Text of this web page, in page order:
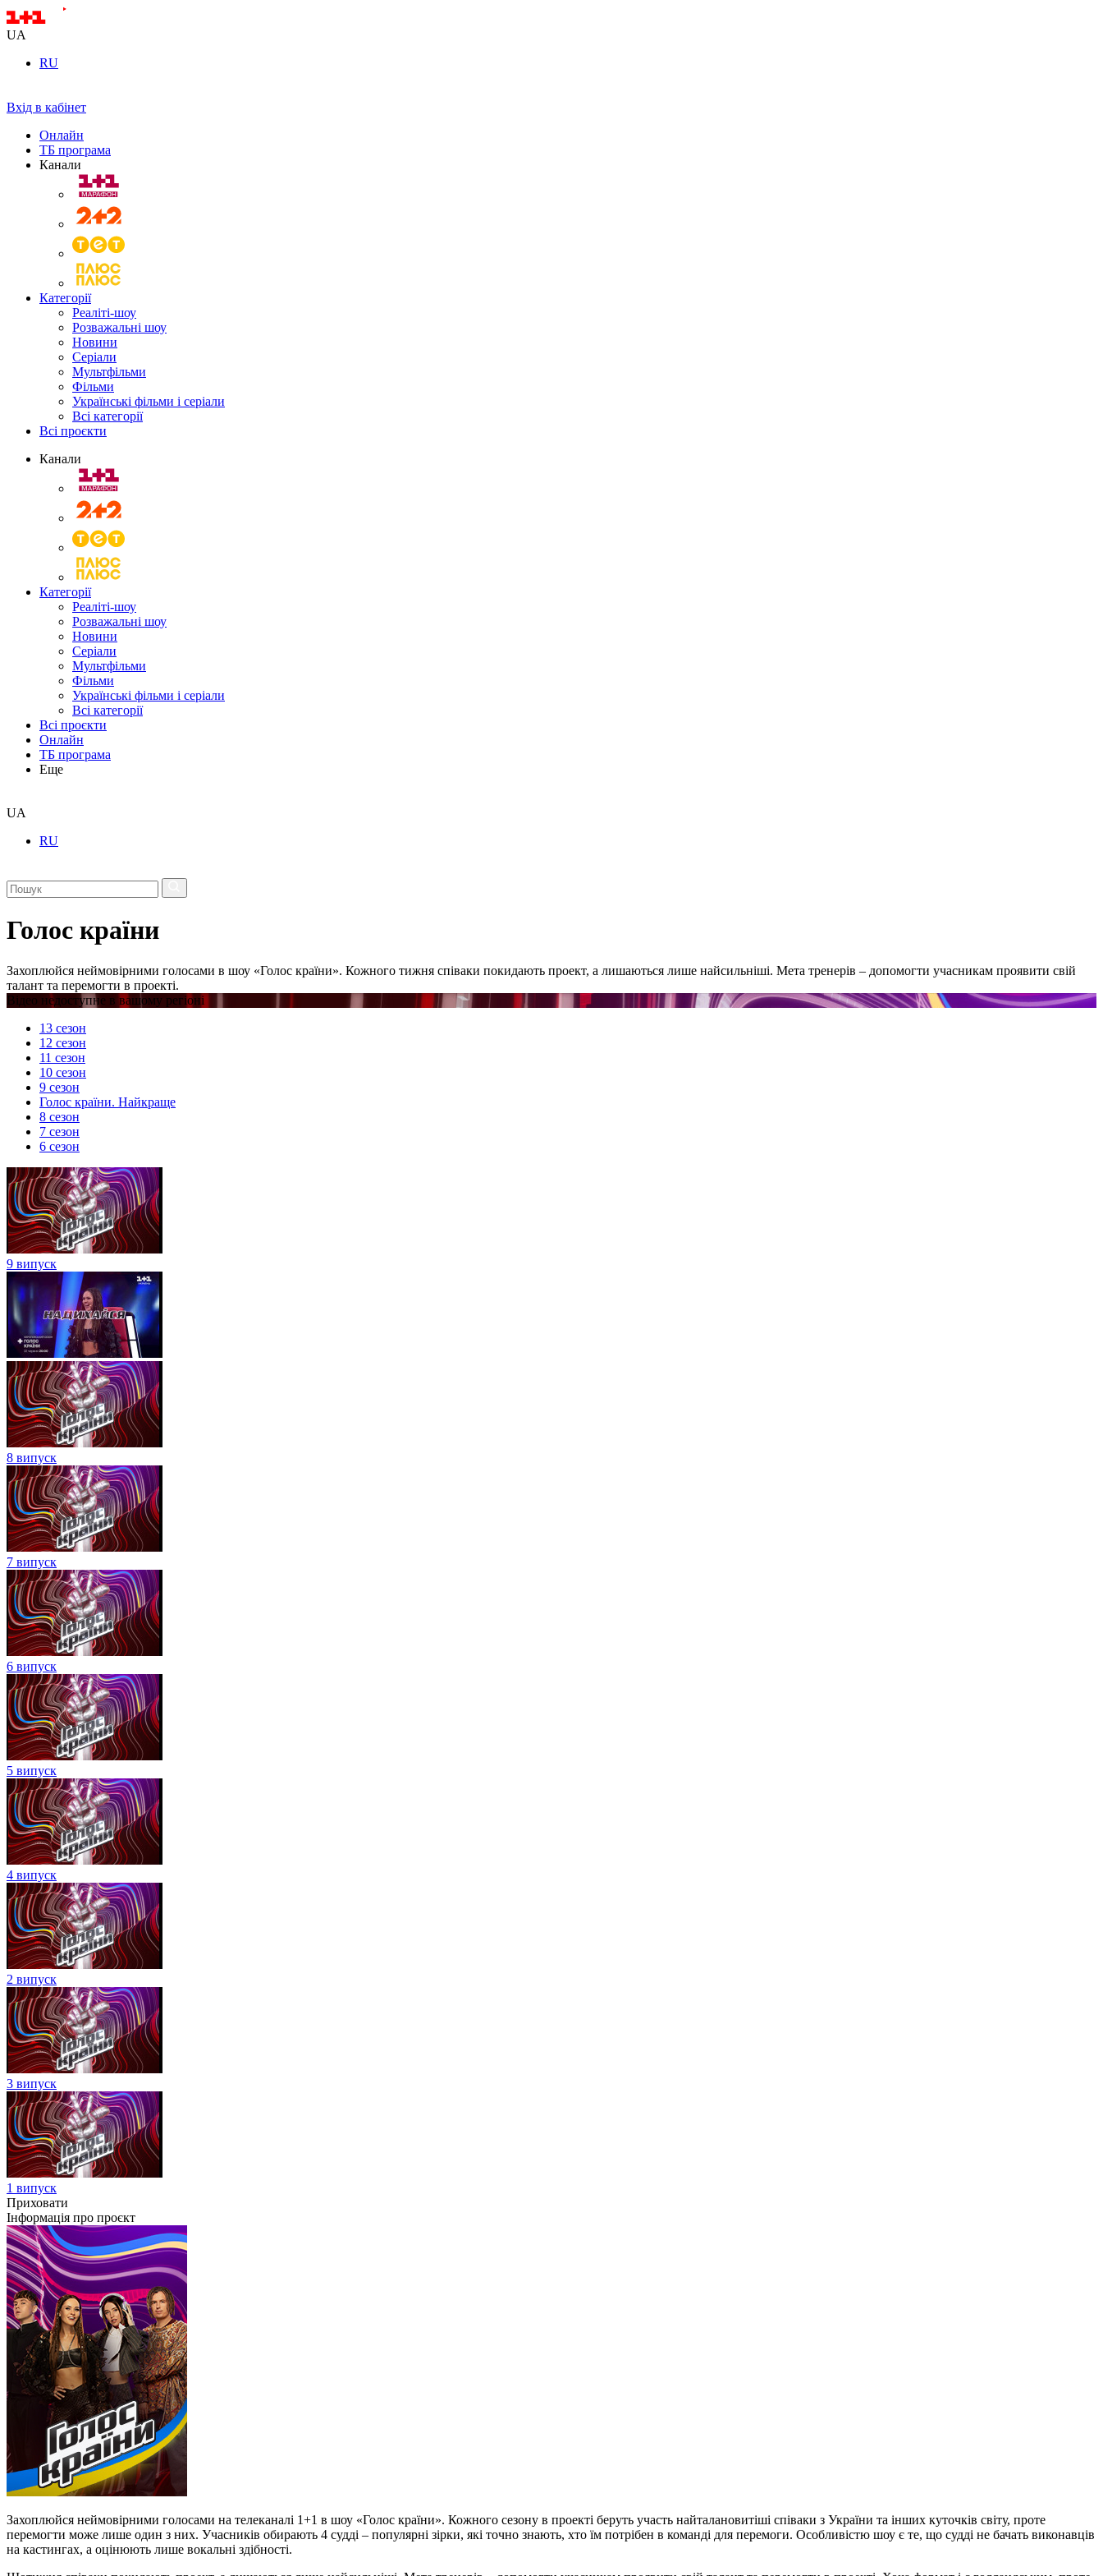
UA
RU
Вхід в кабінет
Онлайн
ТБ програма
Канали
Категорії
Реаліті-шоу
Розважальні шоу
Новини
Серіали
Мультфільми
Фільми
Українські фільми і серіали
Всі категорії
Всі проєкти
Канали
Категорії
Реаліті-шоу
Розважальні шоу
Новини
Серіали
Мультфільми
Фільми
Українські фільми і серіали
Всі категорії
Всі проєкти
Онлайн
ТБ програма
Еще
UA
RU
Голос країни
Захоплюйся неймовірними голосами в шоу «Голос країни». Кожного тижня співаки покидають проект, а лишаються лише найсильніші. Мета тренерів – допомогти учасникам проявити свій
талант та перемогти в проекті.
Відео недоступне в вашому регіоні
13 сезон
12 сезон
11 сезон
10 сезон
9 сезон
Голос країни. Найкраще
8 сезон
7 сезон
6 сезон
9 випуск
8 випуск
7 випуск
6 випуск
5 випуск
4 випуск
2 випуск
3 випуск
1 випуск
Приховати
Інформація про проєкт
Захоплюйся неймовірними голосами на телеканалі 1+1 в шоу «Голос країни». Кожного сезону в проекті беруть участь найталановитіші співаки з України та інших куточків світу, проте
перемогти може лише один з них. Учасників обирають 4 судді – популярні зірки, які точно знають, хто їм потрібен в команді для перемоги. Особливістю шоу є те, що судді не бачать виконавців
на кастингах, а оцінюють лише вокальні здібності.